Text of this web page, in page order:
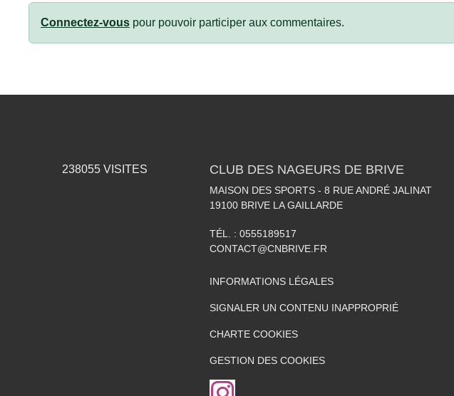
Connectez-vous pour pouvoir participer aux commentaires.
238055 VISITES CLUB DES NAGEURS DE BRIVE
MAISON DES SPORTS - 8 RUE ANDRÉ JALINAT
19100 BRIVE LA GAILLARDE
TÉL. : 0555189517
CONTACT@CNBRIVE.FR
INFORMATIONS LÉGALES
SIGNALER UN CONTENU INAPPROPRIÉ
CHARTE COOKIES
GESTION DES COOKIES